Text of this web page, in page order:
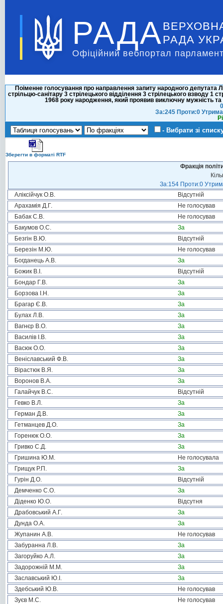
РАДА РАДА
Офіційний вебпортал
Поіменне голосування про направлення запиту народного
стрільцю-санітару 3 стрілецького відділення 3 стрілецького взводу
1968 року народження, який проявив виключну мужність та
За:245 Проти:0
- Вибрати зі
Зберегти в форматі RTF
Фракція
За:154 Проти:0
Аліксійчук О.В.
Відсутній
Арахамія Д.Г.
Не голосував
Бабак С.В.
Не голосував
Бакумов О.С.
За
Безгін В.Ю.
Відсутній
Березін М.Ю.
Не голосував
Богданець А.В.
За
Божик В.І.
Відсутній
Бондар Г.В.
За
Борзова І.Н.
За
Брагар Є.В.
За
Булах Л.В.
За
Вагнєр В.О.
За
Василів І.В.
За
Васюк О.О.
За
Веніславський Ф.В.
За
Вірастюк В.Я.
За
Воронов В.А.
За
Галайчук В.С.
Відсутній
Гевко В.Л.
За
Герман Д.В.
За
Гетманцев Д.О.
За
Горенюк О.О.
За
Гривко С.Д.
За
Гришина Ю.М.
Не голосувала
Грищук Р.П.
За
Гурін Д.О.
Відсутній
Демченко С.О.
За
Діденко Ю.О.
Відсутня
Драбовський А.Г.
За
Дунда О.А.
За
Жупанин А.В.
Не голосував
Забуранна Л.В.
За
Загоруйко А.Л.
За
Задорожній М.М.
За
Заславський Ю.І.
За
Здебський Ю.В.
Не голосував
Зуєв М.С.
Не голосував